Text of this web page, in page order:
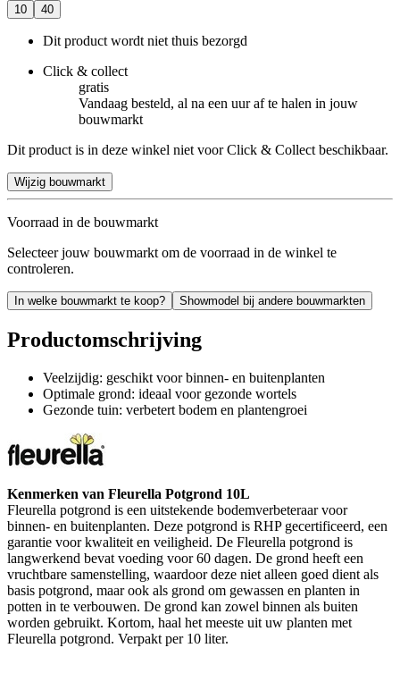
10 40
Dit product wordt niet thuis bezorgd
Click & collect
gratis
Vandaag besteld, al na een uur af te halen in jouw
bouwmarkt
Dit product is in deze winkel niet voor Click & Collect beschikbaar.
Wijzig bouwmarkt
Voorraad in de bouwmarkt
Selecteer jouw bouwmarkt om de voorraad in de winkel te
controleren.
In welke bouwmarkt te koop? Showmodel bij andere bouwmarkten
Productomschrijving
Veelzijdig: geschikt voor binnen- en buitenplanten
Optimale grond: ideaal voor gezonde wortels
Gezonde tuin: verbetert bodem en plantengroei
Kenmerken van Fleurella Potgrond 10L
Fleurella potgrond is een uitstekende bodemverbeteraar voor
binnen- en buitenplanten. Deze potgrond is RHP gecertificeerd, een
garantie voor kwaliteit en veiligheid. De Fleurella potgrond is
langwerkend bevat voeding voor 60 dagen. De grond heeft een
vruchtbare samenstelling, waardoor deze niet alleen goed dient als
basis potgrond, maar ook als grond om gewassen en planten in
potten in te verbouwen. De grond kan zowel binnen als buiten
worden gebruikt. Kortom, haal het meeste uit uw planten met
Fleurella potgrond. Verpakt per 10 liter.